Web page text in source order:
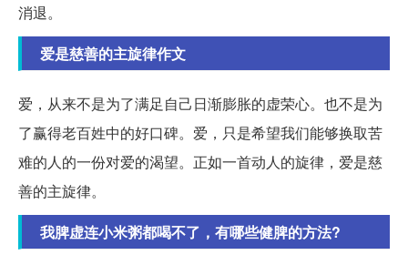
消退。
爱是慈善的主旋律作文
爱，从来不是为了满足自己日渐膨胀的虚荣心。也不是为
了赢得老百姓中的好口碑。爱，只是希望我们能够换取苦
难的人的一份对爱的渴望。正如一首动人的旋律，爱是慈
善的主旋律。
我脾虚连小米粥都喝不了，有哪些健脾的方法?